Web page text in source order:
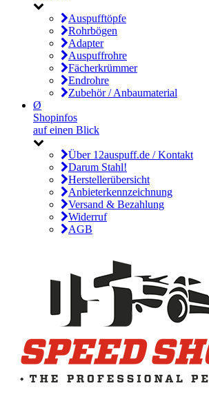
Auspufftöpfe
Rohrbögen
Adapter
Auspuffrohre
Fächerkrümmer
Endrohre
Zubehör / Anbaumaterial
Ø
Shopinfos
auf einen Blick
Über 12auspuff.de / Kontakt
Darum Stahl!
Herstellerübersicht
Anbieterkennzeichnung
Versand & Bezahlung
Widerruf
AGB